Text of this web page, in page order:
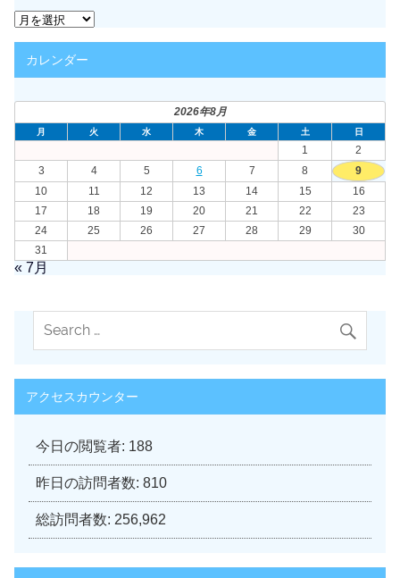
ア
ー
カ
イカレンダー
2026年8月
月 火 水 木 金 土 日
1
2
3
4 5 6 7 8
9
10
11 12 13 14 15
16
17
18 19 20 21 22
23
24
25 26 27 28 29
30
31
« 7月
アクセスカウンター
今日の閲覧者: 188
昨日の訪問者数: 810
総訪問者数: 256,962